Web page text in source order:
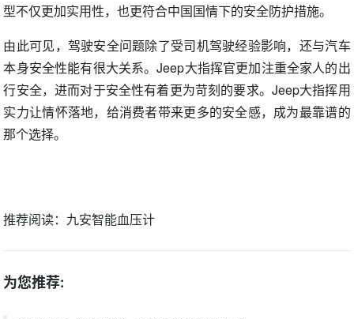
型不仅更加实用性，也更符合中国国情下的安全防护措施。
由此可见，驾驶安全问题除了受司机驾驶经验影响，还与汽车
本身安全性能有很大关系。Jeep大指挥官更加注重全家人的出
行安全，进而对于安全性有着更为苛刻的要求。Jeep大指挥用
实力让情怀落地，给消费者带来更多的安全感，成为最靠谱的
那个选择。
推荐阅读： 九安智能血压计
为您推荐: